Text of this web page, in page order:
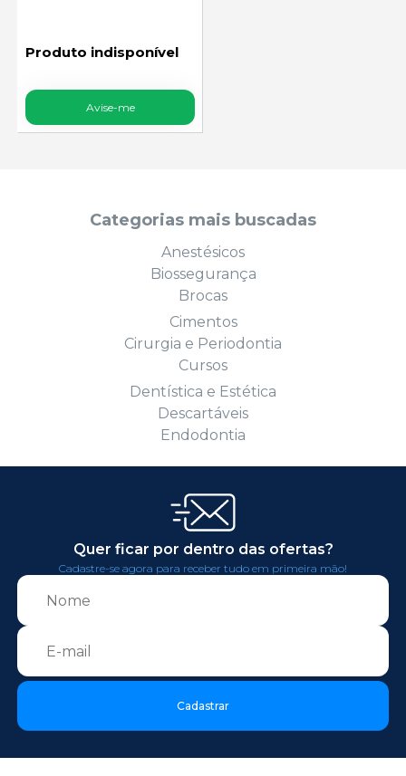
Produto indisponível
Avise-me
Categorias mais buscadas
Anestésicos
Biossegurança
Brocas
Cimentos
Cirurgia e Periodontia
Cursos
Dentística e Estética
Descartáveis
Endodontia
Quer ficar por dentro das ofertas?
Cadastre-se agora para receber tudo em primeira mão!
Cadastrar